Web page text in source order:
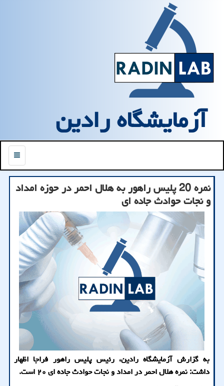
آزمایشگاه رادین
منو
نمره 20 پلیس راهور به هلال احمر در حوزه امداد
و نجات حوادث جاده ای
به گزارش آزمایشگاه رادین، رئیس پلیس راهور فراجا اظهار
داشت: نمره هلال احمر در امداد و نجات حوادث جاده ای ۲۰ است.